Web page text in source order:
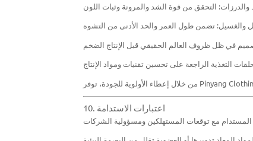
10. اعتبارات الاستدامة